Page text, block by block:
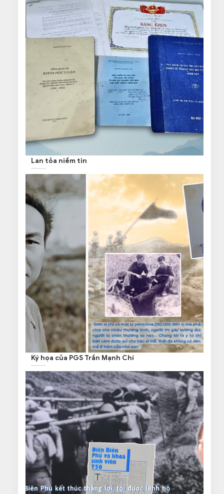
Lan tỏa niềm tin
Ký họa của PGS Trần Mạnh Chí